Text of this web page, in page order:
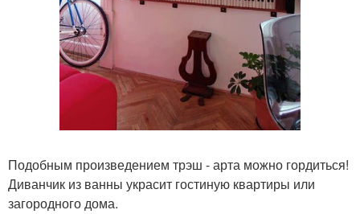
Подобным произведением трэш - арта можно гордиться!
Диванчик из ванны украсит гостиную квартиры или
загородного дома.